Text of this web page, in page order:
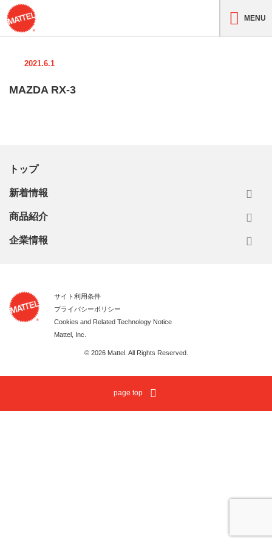
MENU
2021.6.1
MAZDA RX-3
トップ
新着情報
商品紹介
企業情報
サイト利用条件
プライバシーポリシー
Cookies and Related Technology Notice
Mattel, Inc.
© 2026 Mattel. All Rights Reserved.
page top